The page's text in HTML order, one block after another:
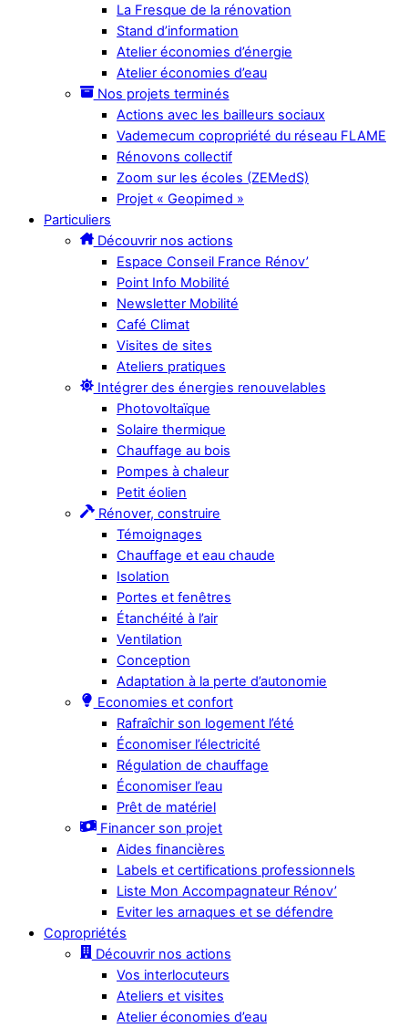
La Fresque de la rénovation
Stand d’information
Atelier économies d’énergie
Atelier économies d’eau
Nos projets terminés
Actions avec les bailleurs sociaux
Vademecum copropriété du réseau FLAME
Rénovons collectif
Zoom sur les écoles (ZEMedS)
Projet « Geopimed »
Particuliers
Découvrir nos actions
Espace Conseil France Rénov’
Point Info Mobilité
Newsletter Mobilité
Café Climat
Visites de sites
Ateliers pratiques
Intégrer des énergies renouvelables
Photovoltaïque
Solaire thermique
Chauffage au bois
Pompes à chaleur
Petit éolien
Rénover, construire
Témoignages
Chauffage et eau chaude
Isolation
Portes et fenêtres
Étanchéité à l’air
Ventilation
Conception
Adaptation à la perte d’autonomie
Economies et confort
Rafraîchir son logement l’été
Économiser l’électricité
Régulation de chauffage
Économiser l’eau
Prêt de matériel
Financer son projet
Aides financières
Labels et certifications professionnels
Liste Mon Accompagnateur Rénov’
Eviter les arnaques et se défendre
Copropriétés
Découvrir nos actions
Vos interlocuteurs
Ateliers et visites
Atelier économies d’eau